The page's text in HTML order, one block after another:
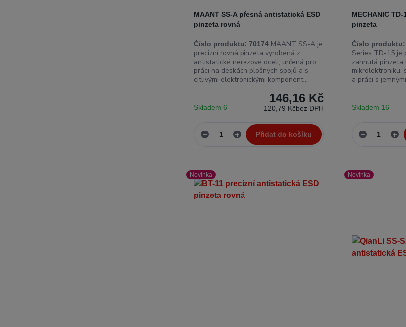
MAANT SS-A přesná antistatická ESD
pinzeta rovná
Číslo produktu: 70174 MAANT SS-A je
precizní rovná pinzeta vyrobená z
antistatické nerezové oceli, určená pro
práci na deskách plošných spojů a s
citlivými elektronickými komponent...
146,16 Kč
120,79 Kčbez DPH
Skladem 6
Přidat do košíku
MECHANIC
pinzeta
Číslo produktu:
Series TD-15 je
zahnutá pinzeta
mikrolektroniku,
a práci s
Skladem 16
Novinka Novinka